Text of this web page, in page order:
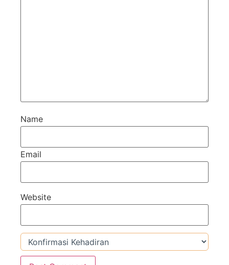
Name
Email
Website